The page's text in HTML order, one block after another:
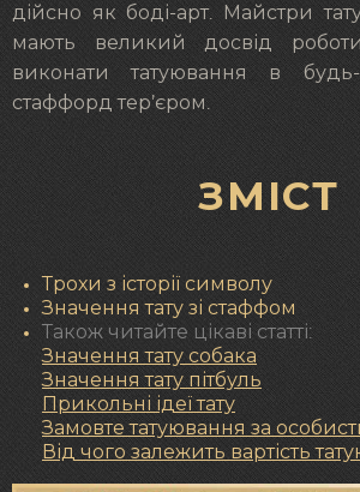
дійсно як боді-арт. Майстри
мають великий досвід
виконати татуювання в
стаффорд тер’єром.
ЗМІСТ
Трохи з історії символу
Значення тату зі стаффом
Також читайте цікаві статті:
Значення тату собака
Значення тату пітбуль
Прикольні ідеї тату
Замовте татуювання за
Від чого залежить вартість